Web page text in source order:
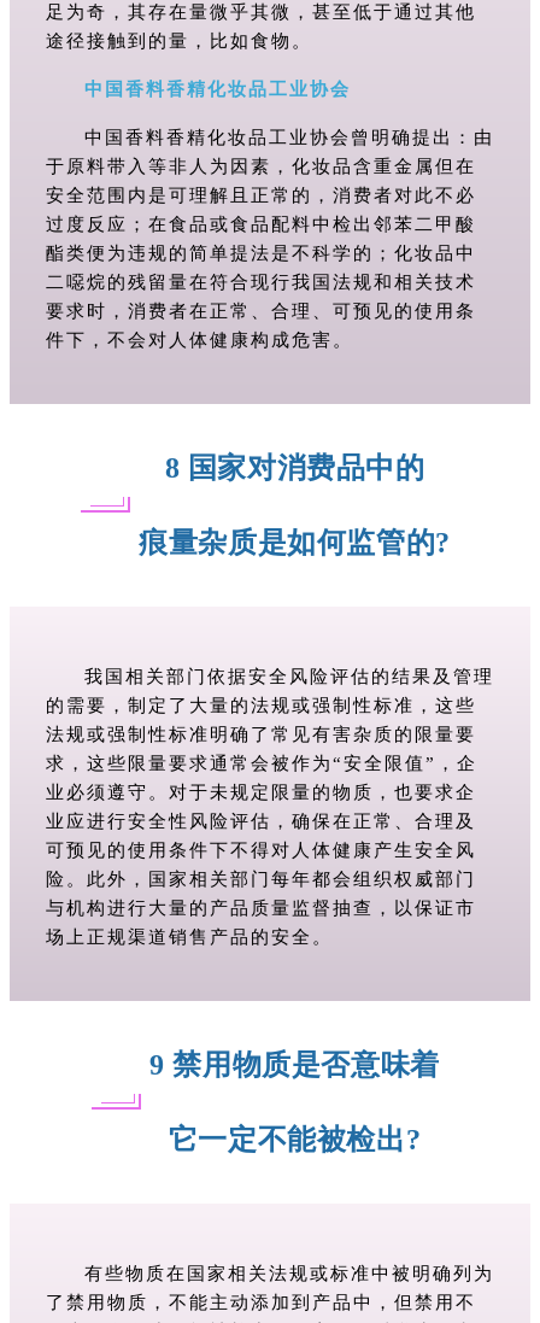
足为奇，其存在量微乎其微，甚至低于通过其他
途径接触到的量，比如食物。
中国香料香精化妆品工业协会
中国香料香精化妆品工业协会曾明确提出：由
于原料带入等非人为因素，化妆品含重金属但在
安全范围内是可理解且正常的，消费者对此不必
过度反应；在食品或食品配料中检出邻苯二甲酸
酯类便为违规的简单提法是不科学的；化妆品中
二噁烷的残留量在符合现行我国法规和相关技术
要求时，消费者在正常、合理、可预见的使用条
件下，不会对人体健康构成危害。
8 国家对消费品中的
痕量杂质是如何监管的?
我国相关部门依据安全风险评估的结果及管理
的需要，制定了大量的法规或强制性标准，这些
法规或强制性标准明确了常见有害杂质的限量要
求，这些限量要求通常会被作为“安全限值”，企
业必须遵守。对于未规定限量的物质，也要求企
业应进行安全性风险评估，确保在正常、合理及
可预见的使用条件下不得对人体健康产生安全风
险。此外，国家相关部门每年都会组织权威部门
与机构进行大量的产品质量监督抽查，以保证市
场上正规渠道销售产品的安全。
9 禁用物质是否意味着
它一定不能被检出?
有些物质在国家相关法规或标准中被明确列为
了禁用物质，不能主动添加到产品中，但禁用不